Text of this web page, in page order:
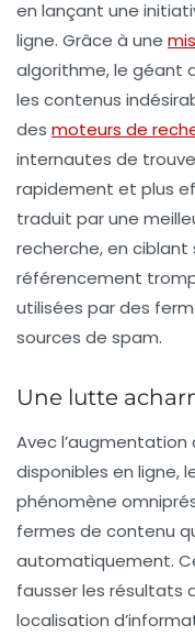
en lançant une
ligne. Grâce à une
algorithme, le géant
les contenus
des moteurs de
internautes de
rapidement et plus
traduit par une
recherche, en
référencement
utilisées par des
sources de spam.
Une lutte
Avec
disponibles en ligne,
phénomène
fermes de contenu
automatiquement.
fausser les résultats
localisation